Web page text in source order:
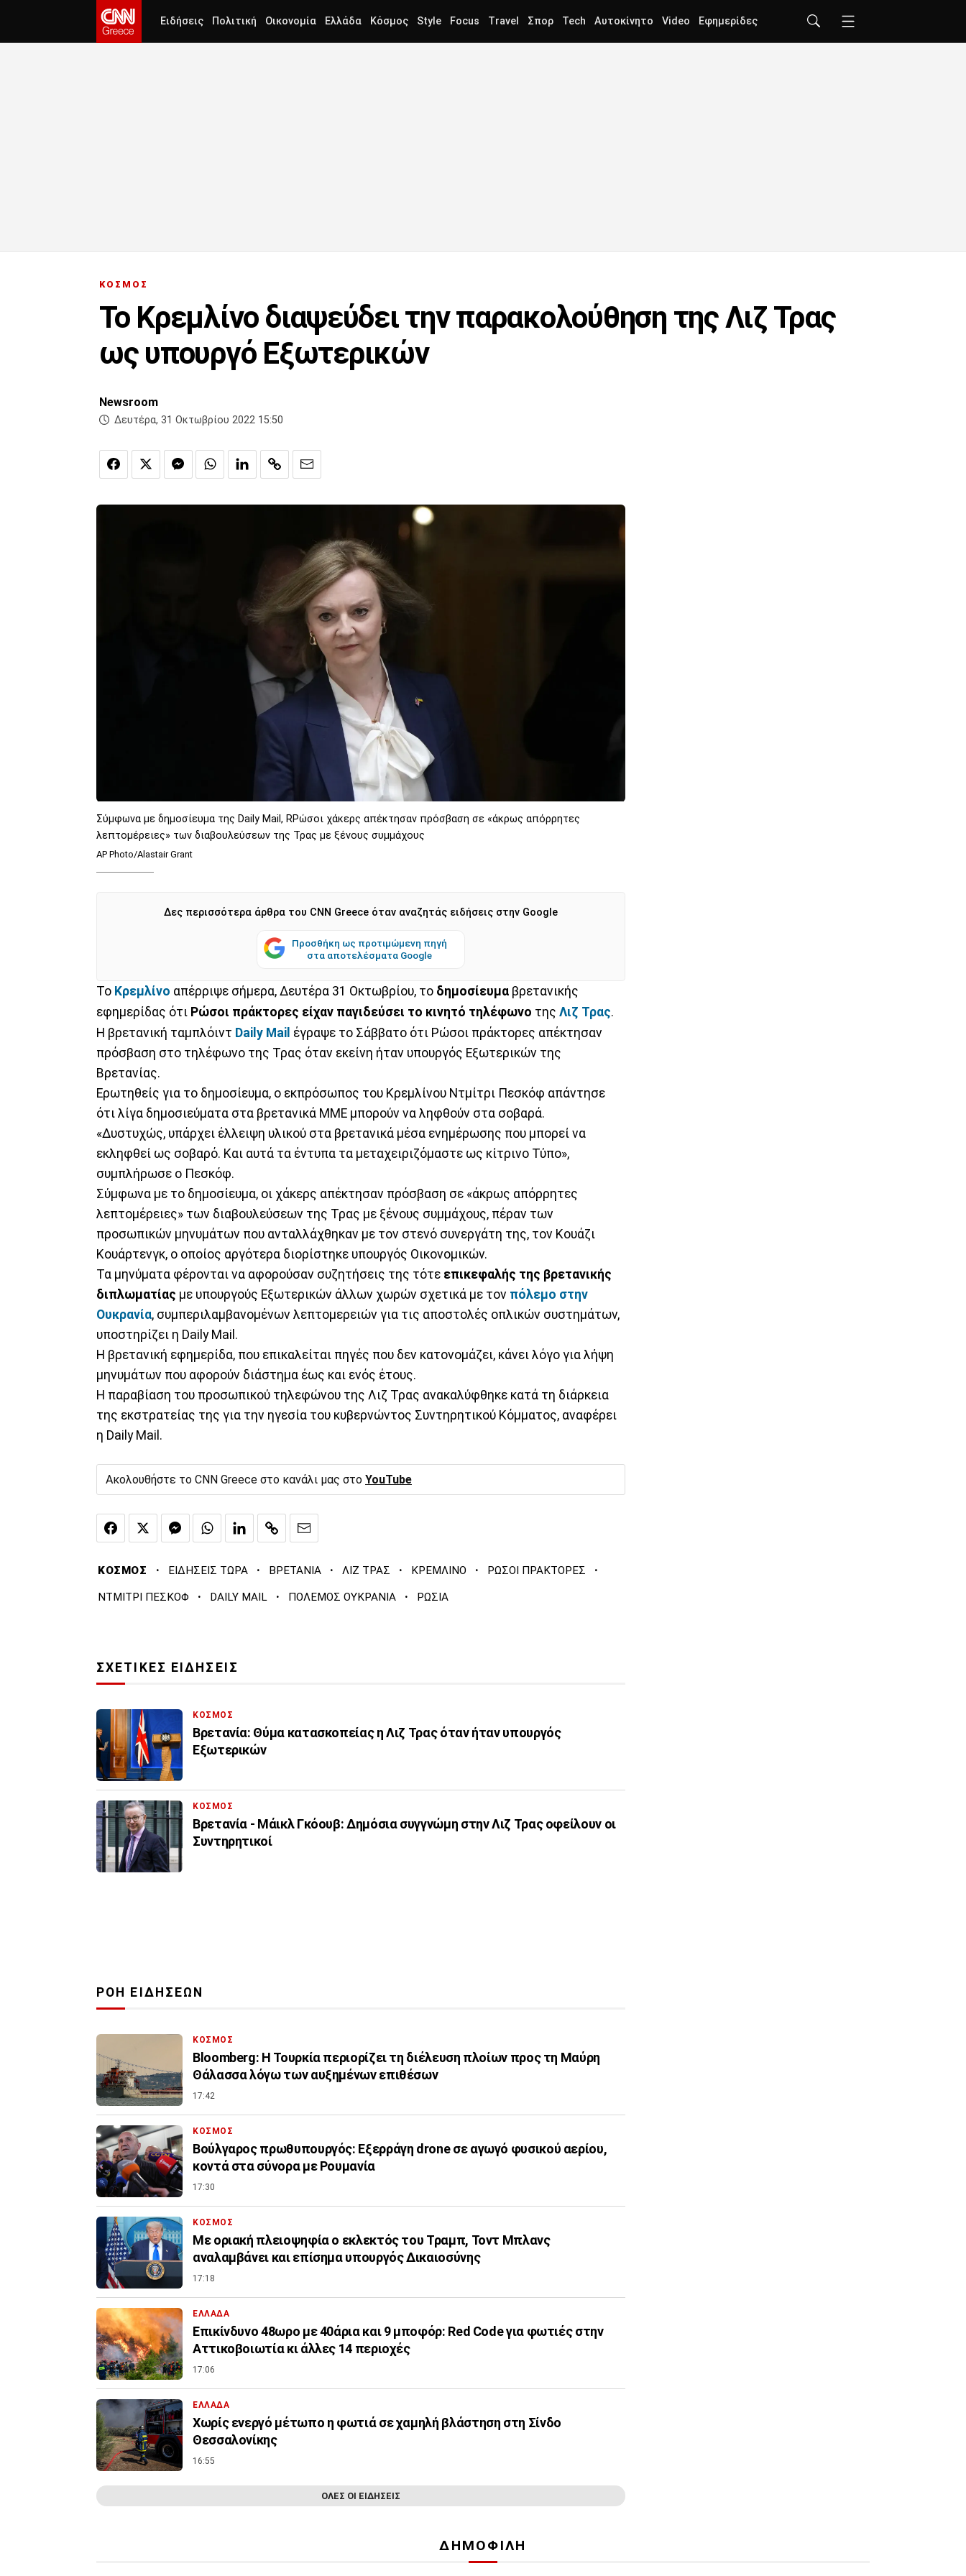
Ειδήσεις Πολιτική Οικονομία Ελλάδα Κόσμος Style Focus Travel Σπορ Tech Αυτοκίνητο Video Εφημερίδες
ΚΟΣΜΟΣ
Το Κρεμλίνο διαψεύδει την παρακολούθηση της Λιζ Τρας
ως υπουργό Εξωτερικών
Newsroom
Δευτέρα, 31 Οκτωβρίου 2022 15:50
Σύμφωνα με δημοσίευμα της Daily Mail, RΡώσοι χάκερς απέκτησαν πρόσβαση σε «άκρως απόρρητες
λεπτομέρειες» των διαβουλεύσεων της Τρας με ξένους συμμάχους
AP Photo/Alastair Grant
Δες περισσότερα άρθρα του CNN Greece όταν αναζητάς ειδήσεις στην Google
Προσθήκη ως προτιμώμενη πηγή
στα αποτελέσματα Google
Το Κρεμλίνο απέρριψε σήμερα, Δευτέρα 31 Οκτωβρίου, το δημοσίευμα βρετανικής
εφημερίδας ότι Ρώσοι πράκτορες είχαν παγιδεύσει το κινητό τηλέφωνο της Λιζ Τρας.
Η βρετανική ταμπλόιντ Daily Mail έγραψε το Σάββατο ότι Ρώσοι πράκτορες απέκτησαν
πρόσβαση στο τηλέφωνο της Τρας όταν εκείνη ήταν υπουργός Εξωτερικών της
Βρετανίας.
Ερωτηθείς για το δημοσίευμα, ο εκπρόσωπος του Κρεμλίνου Ντμίτρι Πεσκόφ απάντησε
ότι λίγα δημοσιεύματα στα βρετανικά ΜΜΕ μπορούν να ληφθούν στα σοβαρά.
«Δυστυχώς, υπάρχει έλλειψη υλικού στα βρετανικά μέσα ενημέρωσης που μπορεί να
εκληφθεί ως σοβαρό. Και αυτά τα έντυπα τα μεταχειριζόμαστε ως κίτρινο Τύπο»,
συμπλήρωσε ο Πεσκόφ.
Σύμφωνα με το δημοσίευμα, οι χάκερς απέκτησαν πρόσβαση σε «άκρως απόρρητες
λεπτομέρειες» των διαβουλεύσεων της Τρας με ξένους συμμάχους, πέραν των
προσωπικών μηνυμάτων που ανταλλάχθηκαν με τον στενό συνεργάτη της, τον Κουάζι
Κουάρτενγκ, ο οποίος αργότερα διορίστηκε υπουργός Οικονομικών.
Τα μηνύματα φέρονται να αφορούσαν συζητήσεις της τότε επικεφαλής της βρετανικής
διπλωματίας με υπουργούς Εξωτερικών άλλων χωρών σχετικά με τον πόλεμο στην
Ουκρανία, συμπεριλαμβανομένων λεπτομερειών για τις αποστολές οπλικών συστημάτων,
υποστηρίζει η Daily Mail.
Η βρετανική εφημερίδα, που επικαλείται πηγές που δεν κατονομάζει, κάνει λόγο για λήψη
μηνυμάτων που αφορούν διάστημα έως και ενός έτους.
Η παραβίαση του προσωπικού τηλεφώνου της Λιζ Τρας ανακαλύφθηκε κατά τη διάρκεια
της εκστρατείας της για την ηγεσία του κυβερνώντος Συντηρητικού Κόμματος, αναφέρει
η Daily Mail.
Ακολουθήστε το CNN Greece στο κανάλι μας στο YouTube
ΚΟΣΜΟΣ · ΕΙΔΗΣΕΙΣ ΤΩΡΑ · ΒΡΕΤΑΝΙΑ · ΛΙΖ ΤΡΑΣ · ΚΡΕΜΛΙΝΟ · ΡΩΣΟΙ ΠΡΑΚΤΟΡΕΣ ·
ΝΤΜΙΤΡΙ ΠΕΣΚΟΦ · DAILY MAIL · ΠΟΛΕΜΟΣ ΟΥΚΡΑΝΙΑ · ΡΩΣΙΑ
ΣΧΕΤΙΚΕΣ ΕΙΔΗΣΕΙΣ
ΚΟΣΜΟΣ
Βρετανία: Θύμα κατασκοπείας η Λιζ Τρας όταν ήταν υπουργός
Εξωτερικών
ΚΟΣΜΟΣ
Βρετανία - Μάικλ Γκόουβ: Δημόσια συγγνώμη στην Λιζ Τρας οφείλουν οι
Συντηρητικοί
ΡΟΗ ΕΙΔΗΣΕΩΝ
ΚΟΣΜΟΣ
Bloomberg: Η Τουρκία περιορίζει τη διέλευση πλοίων προς τη Μαύρη
Θάλασσα λόγω των αυξημένων επιθέσων
17:42
ΚΟΣΜΟΣ
Βούλγαρος πρωθυπουργός: Εξερράγη drone σε αγωγό φυσικού αερίου,
κοντά στα σύνορα με Ρουμανία
17:30
ΚΟΣΜΟΣ
Με οριακή πλειοψηφία ο εκλεκτός του Τραμπ, Τοντ Μπλανς
αναλαμβάνει και επίσημα υπουργός Δικαιοσύνης
17:18
ΕΛΛΑΔΑ
Επικίνδυνο 48ωρο με 40άρια και 9 μποφόρ: Red Code για φωτιές στην
Αττικοβοιωτία κι άλλες 14 περιοχές
17:06
ΕΛΛΑΔΑ
Χωρίς ενεργό μέτωπο η φωτιά σε χαμηλή βλάστηση στη Σίνδο
Θεσσαλονίκης
16:55
ΟΛΕΣ ΟΙ ΕΙΔΗΣΕΙΣ
ΔΗΜΟΦΙΛΗ